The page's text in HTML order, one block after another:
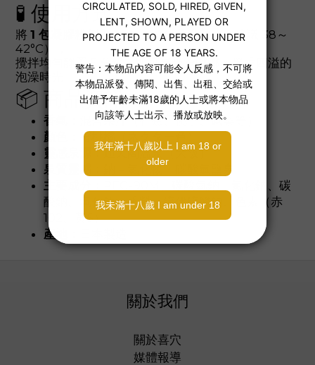
🧪 使用方式
將 1 包凝膠粉倒入 160～200 公升熱水（建議 38～
42°C），
攪拌均勻靜置 5 分鐘，即可享受滑嘟嘟 × 果香四溢的
泡澡時光。
📦 商品資訊
香氣：
混合果汁（香蕉、桃子、鳳梨等）
顏色：
蜜桃橘（ネクター色）
靈感泉源：通天閣溫泉（大阪）
泉質靈感：
鈉－氯化物・碳酸氫鹽泉
主要成分：
PEG-90M、碳酸氫鈉、氯化鈉、碳
酸鈉、氧化鈦、香料、硫代硫酸鈉、色素（赤
102、黃5）
產地：
關於我們
關於喜穴
媒體報導